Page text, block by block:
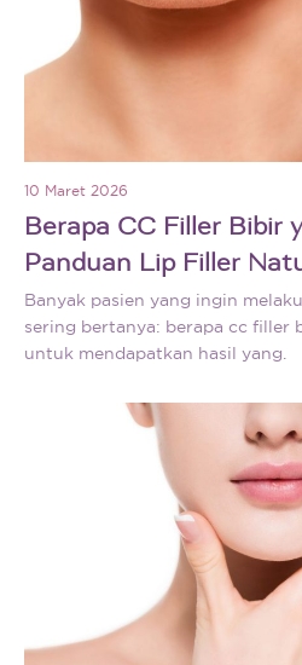
10 Maret 2026
Berapa CC Filler Bibir
Panduan Lip Filler
Banyak pasien yang ingin
sering bertanya: berapa cc filler
untuk mendapatkan hasil yang.